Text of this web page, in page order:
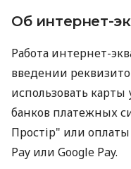
Об интернет-
Работа интернет-
введении
использовать
банков платежных
Простір" или
Pay или Google Pay.